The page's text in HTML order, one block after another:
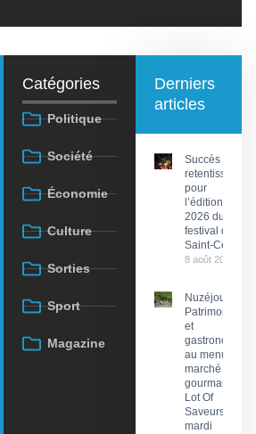
Catégories
Politique
Société
Économie
Culture
Sorties
Sport
Magazine
Derniers
articles
Succès
retentissant
pour
l’édition
2026 du
festival de
Saint-Céré
8 août 2026
Nuzéjouls :
Patrimoine
et
gastronomie
au menu du
marché
gourmand
Lot Of
Saveurs ce
mardi